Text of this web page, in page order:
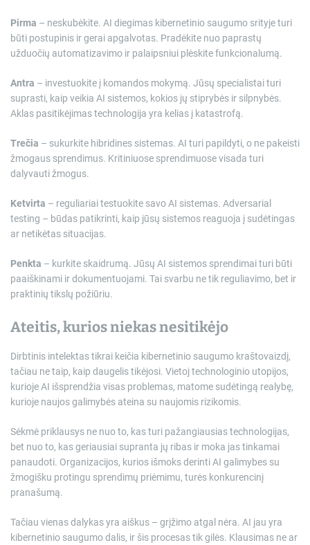
Pirma – neskubėkite. AI diegimas kibernetinio saugumo srityje turi
būti postupinis ir gerai apgalvotas. Pradėkite nuo paprastų
užduočių automatizavimo ir palaipsniui plėskite funkcionalumą.
Antra – investuokite į komandos mokymą. Jūsų specialistai turi
suprasti, kaip veikia AI sistemos, kokios jų stiprybės ir silpnybės.
Aklas pasitikėjimas technologija yra kelias į katastrofą.
Trečia – sukurkite hibridines sistemas. AI turi papildyti, o ne pakeisti
žmogaus sprendimus. Kritiniuose sprendimuose visada turi
dalyvauti žmogus.
Ketvirta – reguliariai testuokite savo AI sistemas. Adversarial
testing – būdas patikrinti, kaip jūsų sistemos reaguoja į sudėtingas
ar netikėtas situacijas.
Penkta – kurkite skaidrumą. Jūsų AI sistemos sprendimai turi būti
paaiškinami ir dokumentuojami. Tai svarbu ne tik reguliavimo, bet ir
praktinių tikslų požiūriu.
Ateitis, kurios niekas nesitikėjo
Dirbtinis intelektas tikrai keičia kibernetinio saugumo kraštovaizdį,
tačiau ne taip, kaip daugelis tikėjosi. Vietoj technologinio utopijos,
kurioje AI išsprendžia visas problemas, matome sudėtingą realybę,
kurioje naujos galimybės ateina su naujomis rizikomis.
Sėkmė priklausys ne nuo to, kas turi pažangiausias technologijas,
bet nuo to, kas geriausiai supranta jų ribas ir moka jas tinkamai
panaudoti. Organizacijos, kurios išmoks derinti AI galimybes su
žmogišku protingu sprendimų priėmimu, turės konkurencinį
pranašumą.
Tačiau vienas dalykas yra aiškus – grįžimo atgal nėra. AI jau yra
kibernetinio saugumo dalis, ir šis procesas tik gilės. Klausimas ne ar